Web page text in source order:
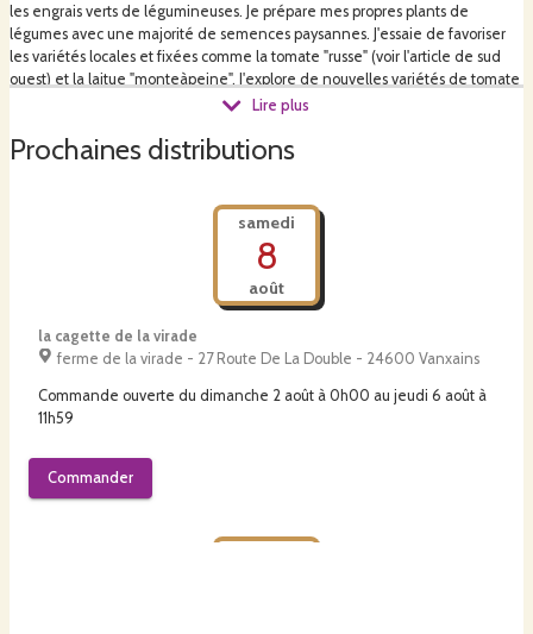
les engrais verts de légumineuses. Je prépare mes propres plants de
légumes avec une majorité de semences paysannes. J'essaie de favoriser
les variétés locales et fixées comme la tomate "russe" (voir l'article de sud
ouest) et la laitue "monteàpeine". J'explore de nouvelles variétés de tomate
et certaines se créent au sein de la ferme comme la tomate" de coeur de
de mesclun, bottes d'aillets, bottes d'oignons frais, bottes de radis, bottes de
betteraves, bottes de carottes, bottes de navets, pomme de terre,
courgettes, pâtissons, concombres, tomates, tomates cerises, aubergines,
poivron, patates douces, butternuts, potimarrons, bottes de persil, bottes de
basilic, aulx, haricots verts et haricots secs. Mes spécialités sont le mesclun
(melange de jeunes pousses de salades) et les différentes variétés de
tomates fixées (voir l'article de la charente libre).
retrait à la ferme.
Lire plus
Prochaines distributions
samedi
8
août
la cagette de la virade
ferme de la virade - 27 Route De La Double - 24600 Vanxains
Commande ouverte du dimanche 2 août à 0h00 au jeudi 6 août à
11h59
Commander